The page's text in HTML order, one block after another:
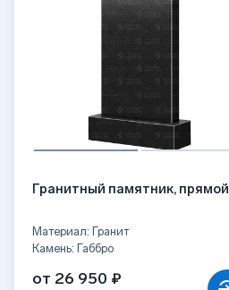
Гранитный памятник, прямой
Материал: Гранит
Камень: Габбро
от 26 950 ₽